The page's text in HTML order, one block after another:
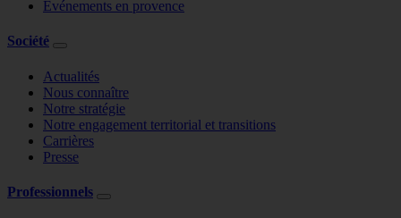
Événements en provence
Société
Actualités
Nous connaître
Notre stratégie
Notre engagement territorial et transitions
Carrières
Presse
Professionnels